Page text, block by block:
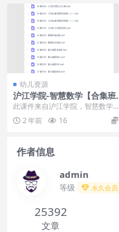
幼儿资源
沪江学院-智慧数学【合集班
级版】
此课件来自沪江学院，智慧数学
【合集班升级版】。魔方、数独、
智力谜题、聪明格、七巧...
2 年前 16
作者信息
admin
等级 永久会员
25392
文章